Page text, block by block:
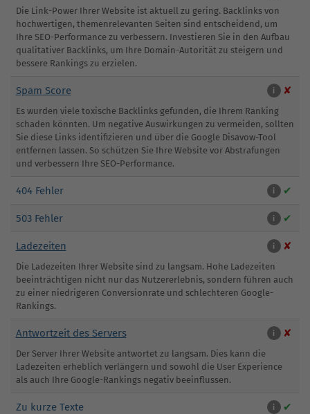
Die Link-Power Ihrer Website ist aktuell zu gering. Backlinks von
hochwertigen, themenrelevanten Seiten sind entscheidend, um
Ihre SEO-Performance zu verbessern. Investieren Sie in den Aufbau
qualitativer Backlinks, um Ihre Domain-Autorität zu steigern und
bessere Rankings zu erzielen.
Spam Score i ✘
Es wurden viele toxische Backlinks gefunden, die Ihrem Ranking
schaden könnten. Um negative Auswirkungen zu vermeiden, sollten
Sie diese Links identifizieren und über die Google Disavow-Tool
entfernen lassen. So schützen Sie Ihre Website vor Abstrafungen
und verbessern Ihre SEO-Performance.
404 Fehler i ✔
503 Fehler i ✔
Ladezeiten i ✘
Die Ladezeiten Ihrer Website sind zu langsam. Hohe Ladezeiten
beeinträchtigen nicht nur das Nutzererlebnis, sondern führen auch
zu einer niedrigeren Conversionrate und schlechteren Google-
Rankings.
Antwortzeit des Servers i ✘
Der Server Ihrer Website antwortet zu langsam. Dies kann die
Ladezeiten erheblich verlängern und sowohl die User Experience
als auch Ihre Google-Rankings negativ beeinflussen.
Zu kurze Texte i ✔